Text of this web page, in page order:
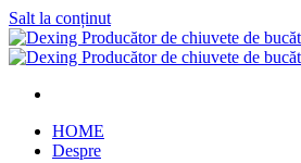
Salt la conținut
HOME
Despre